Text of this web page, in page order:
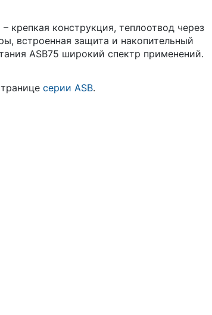
крепкая конструкция, теплоотвод через
встроенная защита и накопительный
ASB75 широкий спектр применений.
серии ASB.